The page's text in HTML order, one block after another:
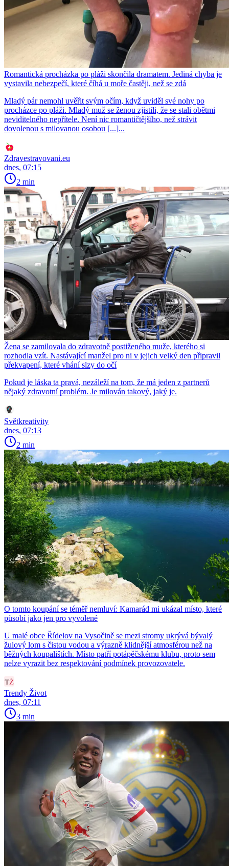
Romantická procházka po pláži skončila dramatem. Jediná chyba je
vystavila nebezpečí, které číhá u moře častěji, než se zdá
Mladý pár nemohl uvěřit svým očím, když uviděl své nohy po
procházce po pláži. Mladý muž se ženou zjistili, že se stali obětmi
neviditelného nepřítele. Není nic romantičtějšího, než strávit
dovolenou s milovanou osobou [...]...
Zdravestravovani.eu
dnes, 07:15
2 min
Žena se zamilovala do zdravotně postiženého muže, kterého si
rozhodla vzít. Nastávající manžel pro ni v jejich velký den připravil
překvapení, které vhání slzy do očí
Pokud je láska ta pravá, nezáleží na tom, že má jeden z partnerů
nějaký zdravotní problém. Je milován takový, jaký je.
Světkreativity
dnes, 07:13
2 min
O tomto koupání se téměř nemluví: Kamarád mi ukázal místo, které
působí jako jen pro vyvolené
U malé obce Řídelov na Vysočině se mezi stromy ukrývá bývalý
žulový lom s čistou vodou a výrazně klidnější atmosférou než na
běžných koupalištích. Místo patří potápěčskému klubu, proto sem
nelze vyrazit bez respektování podmínek provozovatele.
Trendy Život
dnes, 07:11
3 min